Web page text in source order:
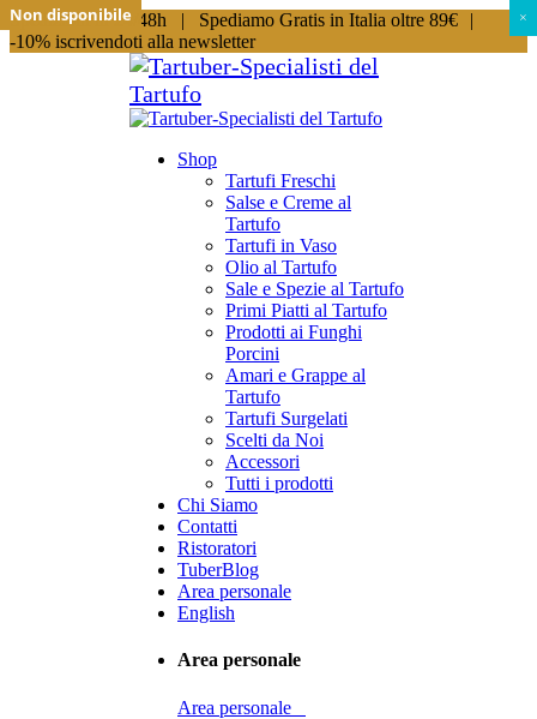
Spedizioni in 24/48h | Spediamo Gratis in Italia oltre 89€
|
-10% iscrivendoti alla newsletter
Shop
Tartufi Freschi
Salse e Creme al
Tartufo
Tartufi in Vaso
Olio al Tartufo
Sale e Spezie al Tartufo
Primi Piatti al Tartufo
Prodotti ai Funghi
Porcini
Amari e Grappe al
Tartufo
Tartufi Surgelati
Scelti da Noi
Accessori
Tutti i prodotti
Chi Siamo
Contatti
Ristoratori
TuberBlog
Area personale
English
Area personale
Area personale
Non disponibile
Non disponibile
Non disponibile
Non disponibile ×
×